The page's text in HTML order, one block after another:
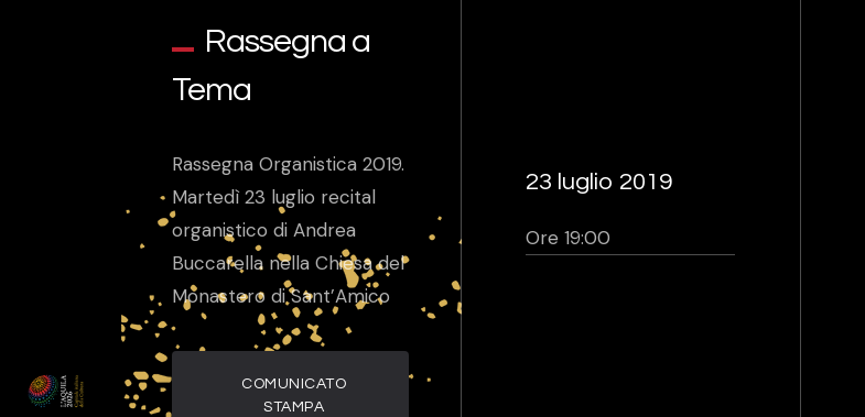
Rassegna a
Tema
Rassegna Organistica 2019.
Martedì 23 luglio recital
organistico di Andrea
Buccarella nella Chiesa del
Monastero di Sant’Amico
COMUNICATO
STAMPA
23 luglio 2019
Ore 19:00